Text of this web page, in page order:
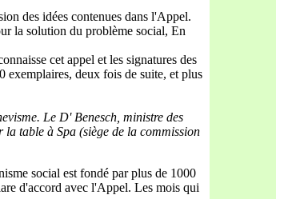
des idées contenues dans l'Appel.
la solution du problème social, En
cet appel et les signatures des
exemplaires, deux fois de suite, et plus
Le D' Benesch, ministre des
la table à Spa (siège de la commission
social est fondé par plus de 1000
d'accord avec l'Appel. Les mois qui